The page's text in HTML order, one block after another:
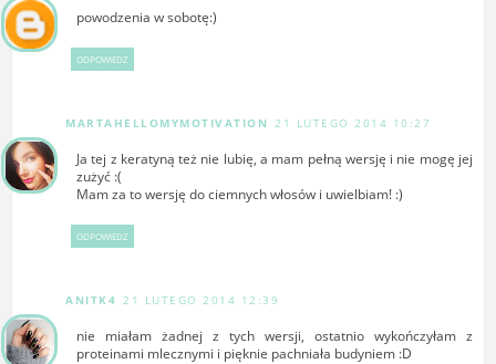
powodzenia w sobotę:)
ODPOWIEDZ
MARTAHELLOMYMOTIVATION 21 LUTEGO 2014 10:27
Ja tej z keratyną też nie lubię, a mam pełną wersję i nie mogę jej
zużyć :(
Mam za to wersję do ciemnych włosów i uwielbiam! :)
ODPOWIEDZ
ANITK4 21 LUTEGO 2014 12:39
nie miałam żadnej z tych wersji, ostatnio wykończyłam z
proteinami mlecznymi i pięknie pachniała budyniem :D